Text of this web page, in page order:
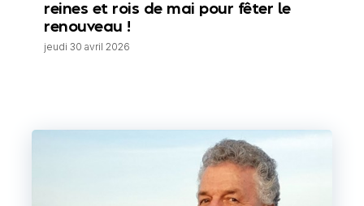
reines et rois de mai pour fêter le
renouveau !
jeudi 30 avril 2026